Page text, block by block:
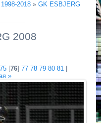
2018 » GK ESBJERG
2008
75[76] 77 78 79 80 81|
»